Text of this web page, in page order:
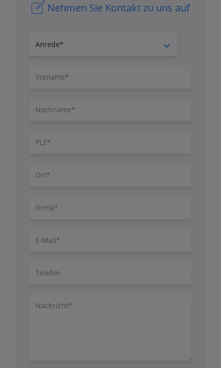
Nehmen Sie Kontakt zu uns auf
Anrede
Vorname
Nachname
PLZ
Ort
Firma
E-
Telefon
Nachricht/Fragen